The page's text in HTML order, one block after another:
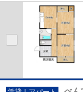
ムがされております。 そ